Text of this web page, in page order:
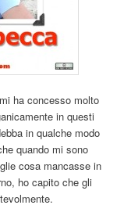
ha concesso molto
in questi
in qualche modo
quando mi sono
cosa mancasse in
ho capito che gli